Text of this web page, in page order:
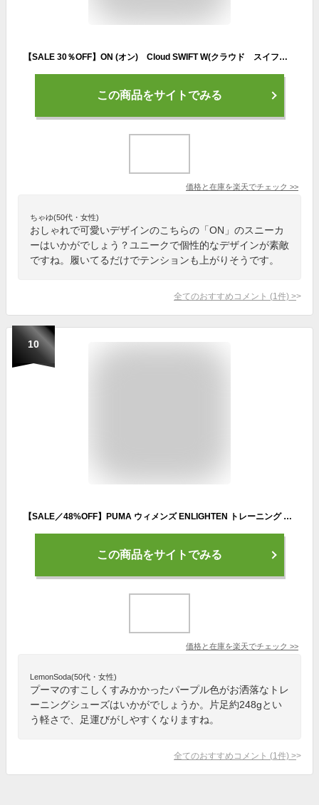
【SALE 30％OFF】ON (オン) Cloud SWIFT W(クラウド スイフト ウィメンズ) 正規販売店 レディース スニーカー ランニング シューズ 軽量 トレーニング マラソン begin running
この商品をサイトでみる
価格と在庫を楽天でチェック >>
ちゃゆ(50代・女性)
おしゃれで可愛いデザインのこちらの「ON」のスニーカ
ーはいかがでしょう？ユニークで個性的なデザインが素敵
ですね。履いてるだけでテンションも上がりそうです。
全てのおすすめコメント (1 件) >
10
【SALE／48%OFF】PUMA ウィメンズ ENLIGHTEN トレーニング シューズ プーマ シューズ・靴 スニーカー【送料無料】
この商品をサイトでみる
価格と在庫を楽天でチェック >>
LemonSoda(50代・女性)
プーマのすこしくすみかかったパープル色がお洒落なトレ
ーニングシューズはいかがでしょうか。片足約248gとい
う軽さで、足運びがしやすくなりますね。
全てのおすすめコメント (1 件) >